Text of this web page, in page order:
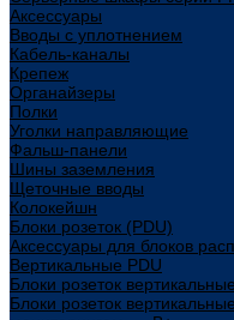
Аксессуары
Вводы с уплотнением
Кабель-каналы
Крепеж
Органайзеры
Полки
Уголки направляющие
Фальш-панели
Шины заземления
Щеточные вводы
Колокейшн
Блоки розеток (PDU)
Аксессуары для блоков
Вертикальные PDU
Блоки розеток
Блоки розеток